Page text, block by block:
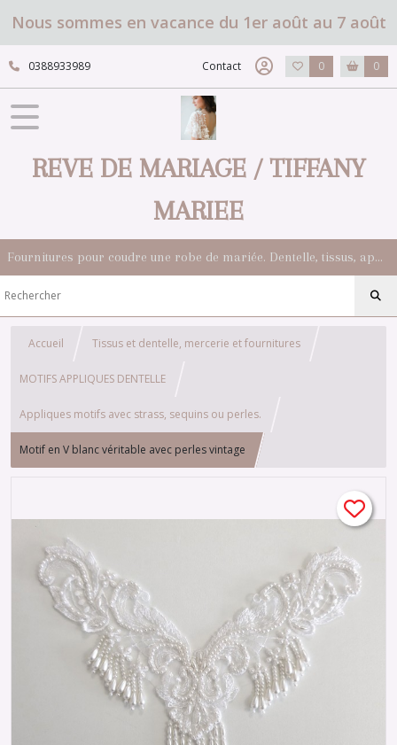
Nous sommes en vacance du 1er août au 7 août
0388933989 Contact 0 0
REVE DE MARIAGE / TIFFANY
MARIEE
Fournitures pour coudre une robe de mariée. Dentelle, tissus, appliqués, galons, boutons. Robes et accessoires pour la mariée.
Accueil Tissus et dentelle, mercerie et fournitures
MOTIFS APPLIQUES DENTELLE
Appliques motifs avec strass, sequins ou perles.
Motif en V blanc véritable avec perles vintage